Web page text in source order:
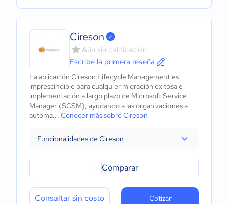
Cireson
Aún sin calificación
Escribe la primera reseña
La aplicación Cireson Lifecycle Management es
imprescindible para cualquier migración exitosa e
implementación a largo plazo de Microsoft Service
Manager (SCSM), ayudando a las organizaciones a
automa... Conocer más sobre Cireson
Funcionalidades de Cireson
Comparar
Consultar sin costo Cotizar